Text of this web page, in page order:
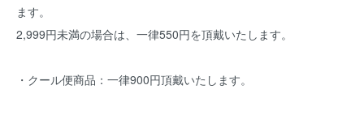
ます。
2,999円未満の場合は、一律550円を頂戴いたします。
・クール便商品：一律900円頂戴いたします。